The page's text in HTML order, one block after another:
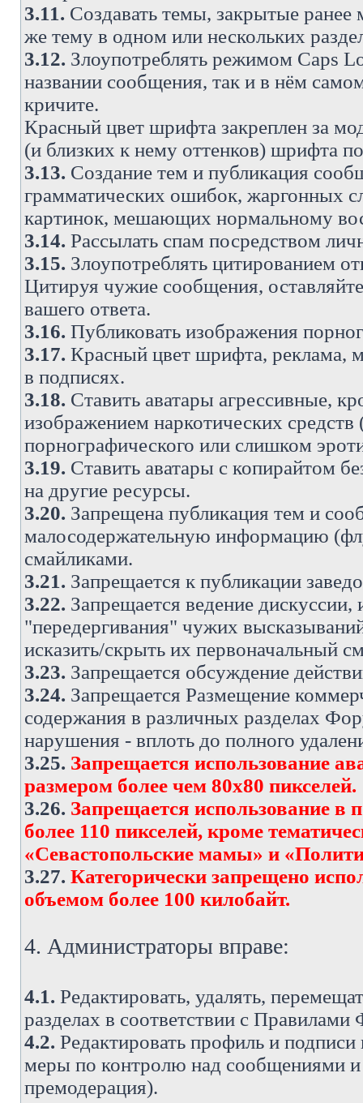
3.11. Создавать темы, закрытые ранее
же тему в одном или нескольких
3.12. Злоупотреблять режимом Caps
названии сообщения, так и в нём
кричите.
Красный цвет шрифта закреплен за
(и близких к нему оттенков) шрифта
3.13. Создание тем и публикация
грамматических ошибок, жаргонных
картинок, мешающих нормальному
3.14. Рассылать спам посредством
3.15. Злоупотреблять цитированием
Цитируя чужие сообщения,
вашего ответа.
3.16. Публиковать изображения
3.17. Красный цвет шрифта, реклама,
в подписях.
3.18. Ставить аватары агрессивные,
изображением наркотических
порнографического или слишком
3.19. Ставить аватары с копирайтом
на другие ресурсы.
3.20. Запрещена публикация тем и
малосодержательную информацию
смайликами.
3.21. Запрещается к публикации
3.22. Запрещается ведение
"передергивания" чужих
исказить/скрыть их первоначальный
3.23. Запрещается обсуждение
3.24. Запрещается Размещение
содержания в различных разделах
нарушения - вплоть до полного
3.25. Запрещается использование
размером более чем 80х80 пикселей.
3.26. Запрещается использование в
более 110 пикселей, кроме
«Севастопольские мамы» и
3.27. Категорически запрещено
объемом более 100 килобайт.
4. Администраторы вправе:
4.1. Редактировать, удалять,
разделах в соответствии с
4.2. Редактировать профиль и
меры по контролю над сообщениями
премодерация).